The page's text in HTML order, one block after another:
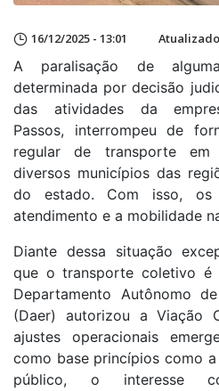
16/12/2025 - 13:01 Atualizado
A paralisação de
determinada por decisão
das atividades da
Passos, interrompeu de
regular de transporte em
diversos municípios das
do estado. Com isso, os
atendimento e a mobilidade
Diante dessa situação
que o transporte coletivo é
Departamento Autônomo
(Daer) autorizou a Viação
ajustes operacionais
como base princípios como
público, o interesse